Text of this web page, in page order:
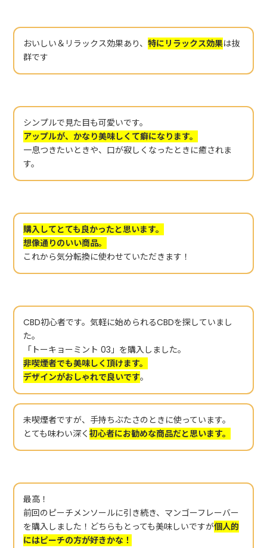
おいしい＆リラックス効果あり、特にリラックス効果は抜
群です
シンプルで見た目も可愛いです。
アップルが、かなり美味しくて癖になります。
一息つきたいときや、口が寂しくなったときに癒されま
す。
購入してとても良かったと思います。
想像通りのいい商品。
これから気分転換に使わせていただきます！
CBD初心者です。気軽に始められるCBDを探していまし
た。
「トーキョーミント 03」を購入しました。
非喫煙者でも美味しく頂けます。
デザインがおしゃれで良いです。
未喫煙者ですが、手持ちぶたさのときに使っています。
とても味わい深く初心者にお勧めな商品だと思います。
最高！
前回のピーチメンソールに引き続き、マンゴーフレーバー
を購入しました！どちらもとっても美味しいですが個人的
にはピーチの方が好きかな！